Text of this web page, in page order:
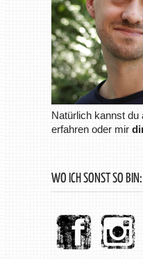
Natürlich kannst du
erfahren oder mir
WO ICH SONST SO BIN: